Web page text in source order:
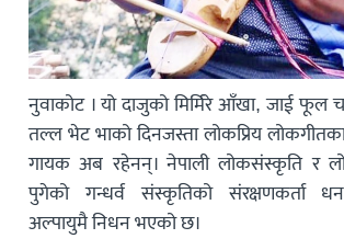
नुवाकोट । यो दाजुको मिर्मिरे आँखा, जाई फूल
तल्ल भेट भाको दिनजस्ता लोकप्रिय
गायक अब रहेनन्। नेपाली लोकसंस्कृति र
पुगेको गन्धर्व संस्कृतिको संरक्षणकर्ता
अल्पायुमै निधन भएको छ।